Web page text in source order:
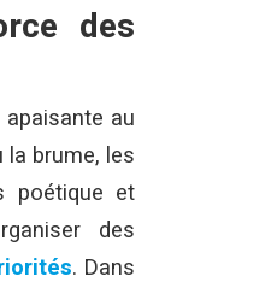
des
au
brume, les
poétique et
des
. Dans